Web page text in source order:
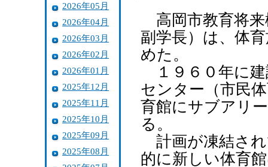
2026年05月
2026年04月
2026年03月
2026年02月
2026年01月
2025年12月
2025年11月
2025年10月
2025年09月
2025年08月
高岡市教育将来
副学長）は、体
めた。
１９６０年に建
センター（市民
育館にサブアリ
る。
計画が凍結され
的に新しい体育